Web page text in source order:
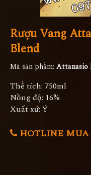
Rượu Vang
Blend
Mã sản phẩm: Attanasio
Thể tích: 750ml
Nồng độ: 16%
Xuất xứ: Ý
HOTLINE MUA